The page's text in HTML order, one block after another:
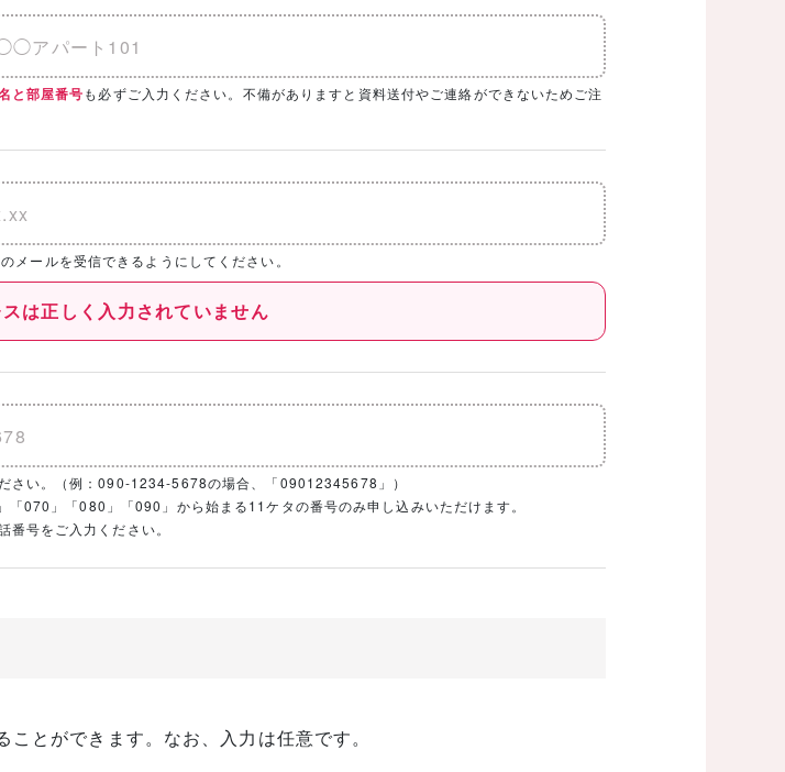
と部屋番号も必ずご入力ください。不備がありますと資料送付やご連絡ができないためご注
メールを受信できるようにしてください。
は正しく入力されていません
さい。（例：090-1234-5678の場合、「09012345678」）
「070」「080」「090」から始まる11ケタの番号のみ申し込みいただけます。
号をご入力ください。
とができます。なお、入力は任意です。